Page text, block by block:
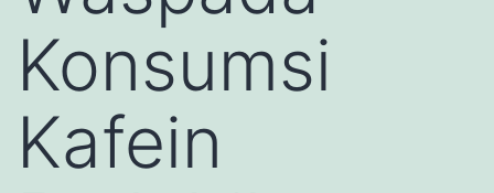
Konsumsi
Kafein